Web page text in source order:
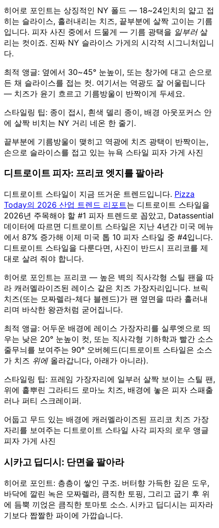
히어로 포인트는 상징적인 NY 폴드 — 18~24인치의 얇고 접
히는 슬라이스, 흘러내리는 치즈, 끝부분에 살짝 고이는 기름
입니다. 피자 사진 중에서 드물게 — 기름 광택을 일부러살
리는 컷이죠. 진짜 NY 슬라이스 가게의 시각적 시그니처입니
다.
최적 앵글: 옆에서 30~45° 눈높이, 또는 창가에 대고 손으로
든 채 슬라이스를 접는 컷. 여기서는 역광도 잘 어울립니다
— 치즈가 윤기 흐르고 기름방울이 반짝이게 두세요.
스타일링 팁: 종이 접시, 흰색 델리 종이, 배경 아웃포커스 안
에 살짝 비치는 NY 거리 네온 한 줄기.
끝부분에 기름방울이 맺히고 역광에 치즈 광택이 반짝이는,
손으로 슬라이스를 접고 있는 뉴욕 스타일 피자 가게 사진
디트로이트 피자: 프리코 엣지를 팔아라
디트로이트 스타일이 지금 뜨거운 트렌드입니다. Pizza
Today의 2026 산업 트렌드 리포트는 디트로이트 스타일을
2026년 주목해야 할 #1 피자 트렌드로 꼽았고, Datassential
데이터에 따르면 디트로이트 스타일은 지난 4년간 미국 메뉴
에서 87% 증가해 이제 미국 톱 10 피자 스타일 중 #4입니다.
디트로이트 스타일을 다룬다면, 사진이 반드시 프리코를 제
대로 살려 줘야 합니다.
히어로 포인트는 프리코 — 높은 벽의 직사각형 스틸 팬을 따
라 캐러멜라이즈된 레이스 같은 치즈 가장자리입니다. 브릭
치즈(또는 모짜렐라-체다 블렌드)가 팬 옆면을 따라 흘러내
리며 바삭한 왕관처럼 굳어집니다.
최적 앵글: 어두운 배경에 레이스 가장자리를 실루엣으로 띄
우는 낮은 20° 눈높이 컷, 또는 직사각형 기하학과 빨간 소스
줄무늬를 보여주는 90° 오버헤드(디트로이트 스타일은 소스
가 치즈 위에올라갑니다, 아래가 아니라).
스타일링 팁: 프레임 가장자리에 일부러 살짝 보이는 스틸 팬,
위에 흩뿌린 그라티드 로마노 치즈, 배경에 놓은 피자 스패출
러나 퍼티 스크레이퍼.
어둡고 무드 있는 배경에 캐러멜라이즈된 프리코 치즈 가장
자리를 보여주는 디트로이트 스타일 사각 피자의 로우 앵글
피자 가게 사진
시카고 딥디시: 단면을 팔아라
히어로 포인트: 층층이 쌓인 구조. 버터향 가득한 깊은 도우,
바닥에 깔린 녹은 모짜렐라, 큼직한 토핑, 그리고 굽기 후 위
에 듬뿍 끼얹은 큼직한 토마토 소스. 시카고 딥디시는 피자라
기보다 짭짤한 파이에 가깝습니다.